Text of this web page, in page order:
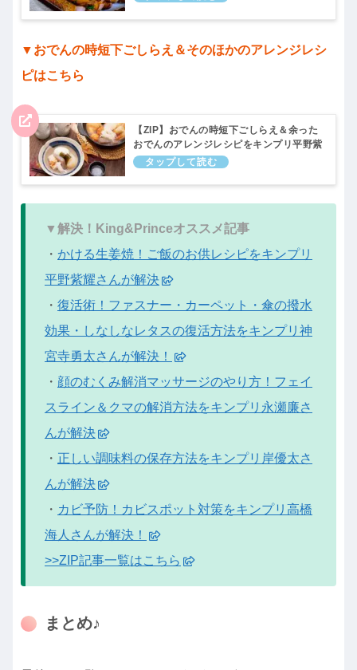
▼おでんの時短下ごしらえ＆そのほかのアレンジレシ
ピはこちら
【ZIP】おでんの時短下ごしらえ＆余った
おでんのアレンジレシピをキンプリ平野紫
耀さんが解決！11月15日
▼解決！King&Princeオススメ記事
・ かける生姜焼！ご飯のお供レシピをキンプリ
平野紫耀さんが解決
・ 復活術！ファスナー・カーペット・傘の撥水
効果・しなしなレタスの復活方法をキンプリ神
宮寺勇太さんが解決！
・ 顔のむくみ解消マッサージのやり方！フェイ
スライン＆クマの解消方法をキンプリ永瀬廉さ
んが解決
・ 正しい調味料の保存方法をキンプリ岸優太さ
んが解決
・ カビ予防！カビスポット対策をキンプリ高橋
海人さんが解決！
>>ZIP記事一覧はこちら
まとめ♪